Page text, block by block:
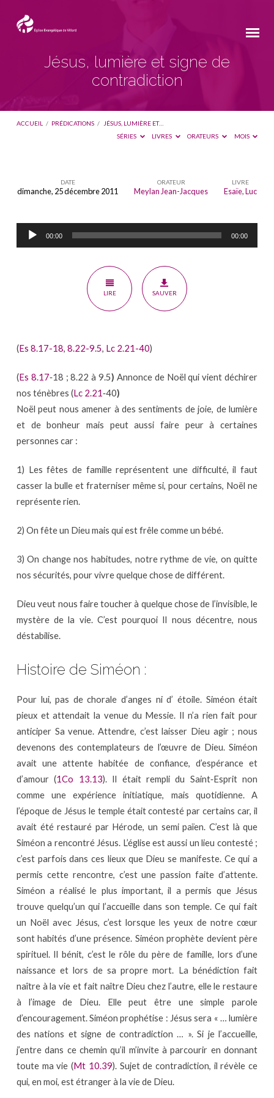
Jésus, lumière et signe de
contradiction
ACCUEIL / PRÉDICATIONS /
JÉSUS, LUMIÈRE ET…
SÉRIES
LIVRES ORATEURS MOIS
et
signe
contradiction
DATE
dimanche, 25 décembre 2011
ORATEUR
Meylan Jean-Jacques
LIVRE
Esaïe,Luc
Lecteur
audio
00:00 00:00
LIRE SAUVER
(Es 8.17-18, 8.22-9.5, Lc 2.21-40)
(Es 8.17‐18 ; 8.22 à 9.5) Annonce de Noël qui vient déchirer
nos ténèbres (Lc 2.21‐40)
Noël peut nous amener à des sentiments de joie, de lumière
et de bonheur mais peut aussi faire peur à certaines
personnes car :
1) Les fêtes de famille représentent une difficulté, il faut
casser la bulle et fraterniser même si, pour certains, Noël ne
représente rien.
2) On fête un Dieu mais qui est frêle comme un bébé.
3) On change nos habitudes, notre rythme de vie, on quitte
nos sécurités, pour vivre quelque chose de différent.
Dieu veut nous faire toucher à quelque chose de l’invisible, le
mystère de la vie. C’est pourquoi Il nous décentre, nous
déstabilise.
Histoire de Siméon :
Pour lui, pas de chorale d’anges ni d’ étoile. Siméon était
pieux et attendait la venue du Messie. Il n’a rien fait pour
anticiper Sa venue. Attendre, c’est laisser Dieu agir ; nous
devenons des contemplateurs de l’œuvre de Dieu. Siméon
avait une attente habitée de confiance, d’espérance et
d’amour (1Co 13.13). Il était rempli du Saint‐Esprit non
comme une expérience initiatique, mais quotidienne. A
l’époque de Jésus le temple était contesté par certains car, il
avait été restauré par Hérode, un semi païen. C’est là que
Siméon a rencontré Jésus. L’église est aussi un lieu contesté ;
c’est parfois dans ces lieux que Dieu se manifeste. Ce qui a
permis cette rencontre, c’est une passion faite d’attente.
Siméon a réalisé le plus important, il a permis que Jésus
trouve quelqu’un qui l’accueille dans son temple. Ce qui fait
un Noël avec Jésus, c’est lorsque les yeux de notre cœur
sont habités d’une présence. Siméon prophète devient père
spirituel. Il bénit, c’est le rôle du père de famille, lors d’une
naissance et lors de sa propre mort. La bénédiction fait
naître à la vie et fait naître Dieu chez l’autre, elle le restaure
à l’image de Dieu. Elle peut être une simple parole
d’encouragement. Siméon prophétise : Jésus sera « … lumière
des nations et signe de contradiction … ». Si je l’accueille,
j’entre dans ce chemin qu’il m’invite à parcourir en donnant
toute ma vie (Mt 10.39). Sujet de contradiction, il révèle ce
qui, en moi, est étranger à la vie de Dieu.